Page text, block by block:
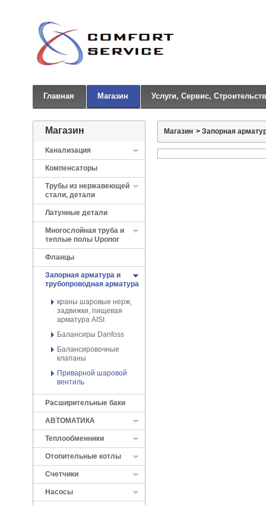
Главная Магазин Услуги, Сервис,
Магазин
Канализация
Компенсаторы
Трубы из нержавеющей
стали, детали
Латунные детали
Многослойная труба и
теплые полы Uponor
Фланцы
Запорная арматура и
трубопроводная арматура
краны шаровые нерж,
задвижки, пищевая
арматура AISI
Балансиры Danfoss
Балансировочные
клапаны
Приварной шаровой
вентиль
Расширительные баки
АВТОМАТИКА
Теплообменники
Отопительные котлы
Cчетчики
Насосы
Магазин > Запорная